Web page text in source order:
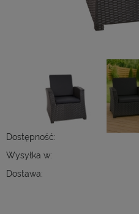
Dostępność:
Wysyłka w:
Dostawa: